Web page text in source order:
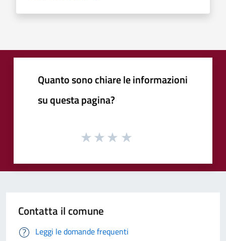
Quanto sono chiare le informazioni
su questa pagina?
Contatta il comune
Leggi le domande frequenti